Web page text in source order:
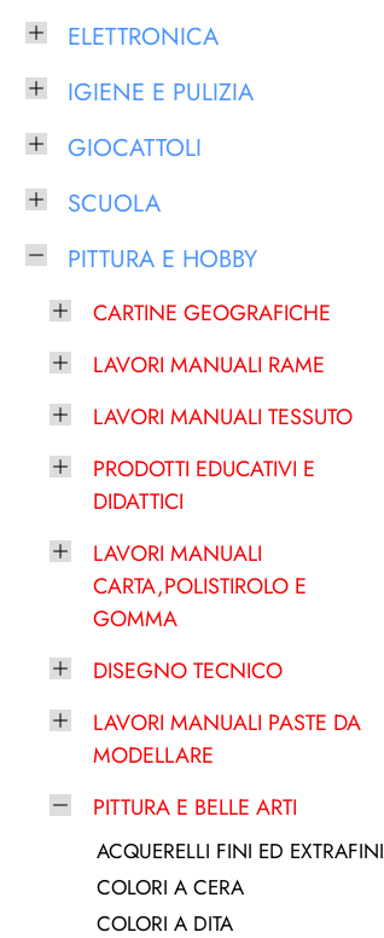
ELETTRONICA
IGIENE E PULIZIA
GIOCATTOLI
SCUOLA
PITTURA E HOBBY
CARTINE GEOGRAFICHE
LAVORI MANUALI RAME
LAVORI MANUALI TESSUTO
PRODOTTI EDUCATIVI E
DIDATTICI
LAVORI MANUALI
CARTA,POLISTIROLO E
GOMMA
DISEGNO TECNICO
LAVORI MANUALI PASTE DA
MODELLARE
PITTURA E BELLE ARTI
ACQUERELLI FINI ED EXTRAFINI
COLORI A CERA
COLORI A DITA